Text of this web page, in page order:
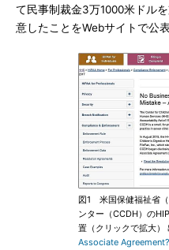
て民事制裁金3万1000米ドル
意したことをWebサイトで公
図1 米国保健福祉省
ンター（CCDH）の
置（クリックで拡大）
Associate